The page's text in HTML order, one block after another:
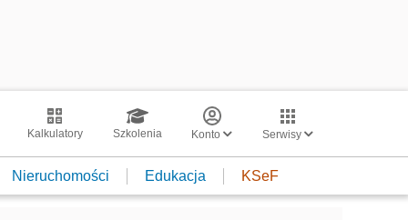
Kalkulatory Szkolenia Konto Serwisy
Nieruchomości Edukacja KSeF